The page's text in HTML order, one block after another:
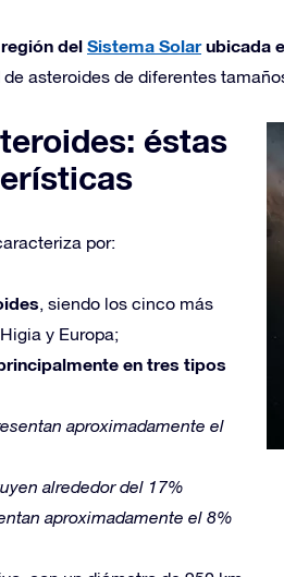
del Sistema Solarubicada
asteroides de diferentes
éstas
por:
, siendo los cinco más
y Europa;
en tres tipos
aproximadamente el
alrededor del 17%
aproximadamente el 8%